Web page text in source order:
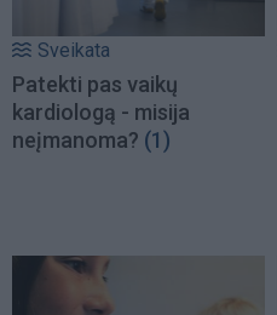
Sveikata
Patekti pas vaikų
kardiologą - misija
neįmanoma? (1)